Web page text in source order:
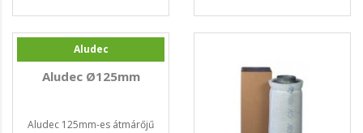
Aludec
Aludec Ø125mm
Aludec 125mm-es átmárőjű